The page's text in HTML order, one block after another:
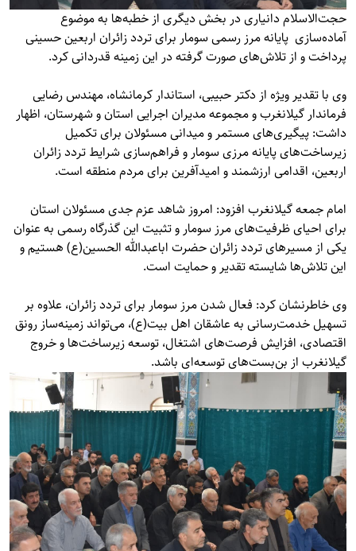
حجت‌الاسلام دانیاری در بخش دیگری از خطبه‌ها به موضوع
آماده‌سازی پایانه مرز رسمی سومار برای تردد زائران اربعین حسینی
پرداخت و از تلاش‌های صورت گرفته در این زمینه قدردانی کرد.
وی با تقدیر ویژه از دکتر حبیبی، استاندار کرمانشاه، مهندس رضایی
فرماندار گیلانغرب و مجموعه مدیران اجرایی استان و شهرستان، اظهار
داشت: پیگیری‌های مستمر و میدانی مسئولان برای تکمیل
زیرساخت‌های پایانه مرزی سومار و فراهم‌سازی شرایط تردد زائران
اربعین، اقدامی ارزشمند و امیدآفرین برای مردم منطقه است.
امام جمعه گیلانغرب افزود: امروز شاهد عزم جدی مسئولان استان
برای احیای ظرفیت‌های مرز سومار و تثبیت این گذرگاه رسمی به عنوان
یکی از مسیرهای تردد زائران حضرت اباعبدالله الحسین(ع) هستیم و
این تلاش‌ها شایسته تقدیر و حمایت است.
وی خاطرنشان کرد: فعال شدن مرز سومار برای تردد زائران، علاوه بر
تسهیل خدمت‌رسانی به عاشقان اهل بیت(ع)، می‌تواند زمینه‌ساز رونق
اقتصادی، افزایش فرصت‌های اشتغال، توسعه زیرساخت‌ها و خروج
گیلانغرب از بن‌بست‌های توسعه‌ای باشد.